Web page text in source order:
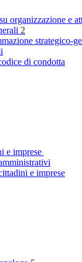
organizzazione e
2
strategico-
di condotta
e imprese
e imprese